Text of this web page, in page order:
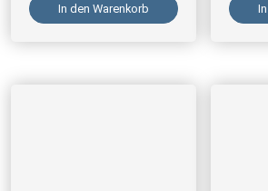
In den Warenkorb